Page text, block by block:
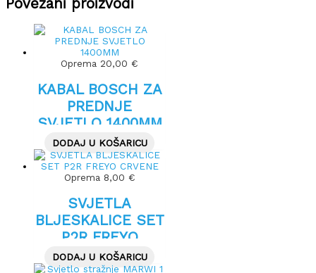
Povezani proizvodi
Oprema 20,00 €
KABAL BOSCH ZA
PREDNJE
SVJETLO 1400MM
DODAJ U KOŠARICU
Oprema 8,00 €
SVJETLA
BLJESKALICE SET
P2R FREYO
CRVENE
DODAJ U KOŠARICU